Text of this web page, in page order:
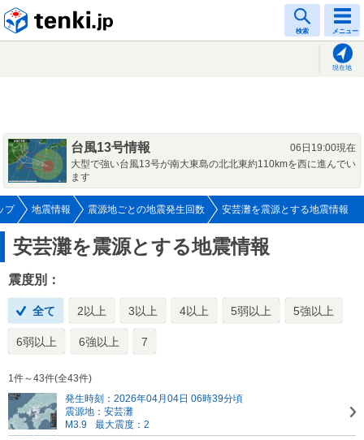
検索 メニュー
現在地
台風13号情報
06日19:00現在
大型で強い台風13号が南大東島の北北東約110kmを西に進んでい
ます
プ 地震情報 震源地ごとの地震発生回数 安芸灘を震源とする地震情報
安芸灘を震源とする地震情報
震度別：
全て 2以上 3以上 4以上 5弱以上 5強以上
6弱以上 6強以上 7
1件～43件(全43件)
発生時刻：2026年04月04日 06時39分頃
震源地：安芸灘
M3.9
最大震度：2